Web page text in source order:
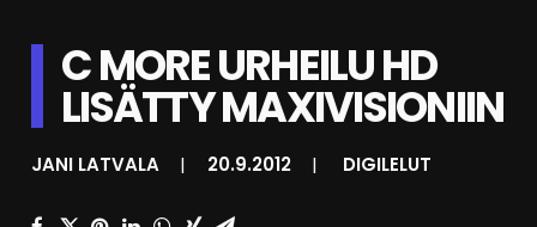
KESKUSTELU
SHOP
HAKU
C MORE URHEILU HD
LISÄTTY MAXIVISIONIIN
JANI LATVALA | 20.9.2012 | DIGILELUT